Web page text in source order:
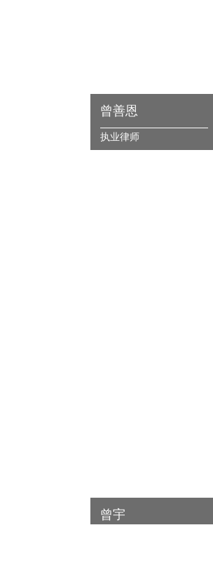
曾善恩
执业律师
曾宇